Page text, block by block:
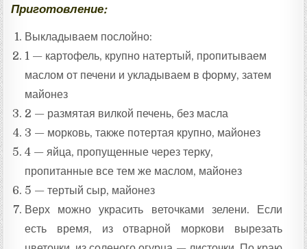
Приготовление:
Выкладываем послойно:
1 — картофель, крупно натертый, пропитываем
маслом от печени и укладываем в форму, затем
майонез
2 — размятая вилкой печень, без масла
3 — морковь, также потертая крупно, майонез
4 — яйца, пропущенные через терку,
пропитанные все тем же маслом, майонез
5 — тертый сыр, майонез
Верх можно украсить веточками зелени. Если
есть время, из отварной моркови вырезать